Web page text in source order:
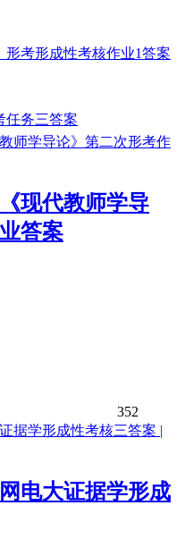
考形成性考核作业1答案
任务三答案
现代教师学导
答案
352
电大证据学形成